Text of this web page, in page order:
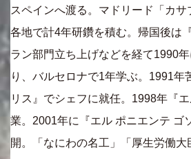
スペインへ渡る。マドリード「カ
各地で計4年研鑽を積む。帰国後は
ラン部門立ち上げなどを経て1990
り、バルセロナで1年学ぶ。1991年
リス』でシェフに就任。1998年『
業。2001年に『エル ポニエンテ ゴ
開。「なにわの名工」「厚生労働